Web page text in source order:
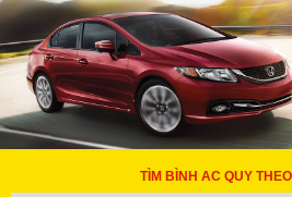
TÌM BÌNH AC QUY